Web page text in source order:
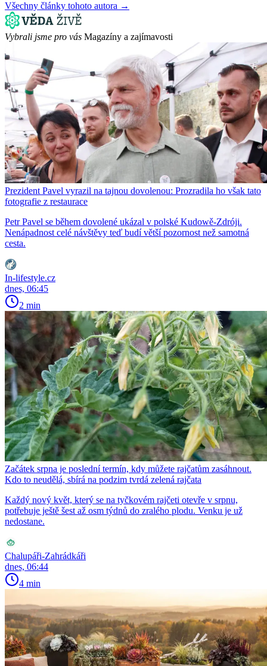
Všechny články tohoto autora →
Vybrali jsme pro vás Magazíny a zajímavosti
Prezident Pavel vyrazil na tajnou dovolenou: Prozradila ho však tato
fotografie z restaurace
Petr Pavel se během dovolené ukázal v polské Kudowě-Zdróji.
Nenápadnost celé návštěvy teď budí větší pozornost než samotná
cesta.
In-lifestyle.cz
dnes, 06:45
2 min
Začátek srpna je poslední termín, kdy můžete rajčatům zasáhnout.
Kdo to neudělá, sbírá na podzim tvrdá zelená rajčata
Každý nový květ, který se na tyčkovém rajčeti otevře v srpnu,
potřebuje ještě šest až osm týdnů do zralého plodu. Venku je už
nedostane.
Chalupáři-Zahrádkáři
dnes, 06:44
4 min